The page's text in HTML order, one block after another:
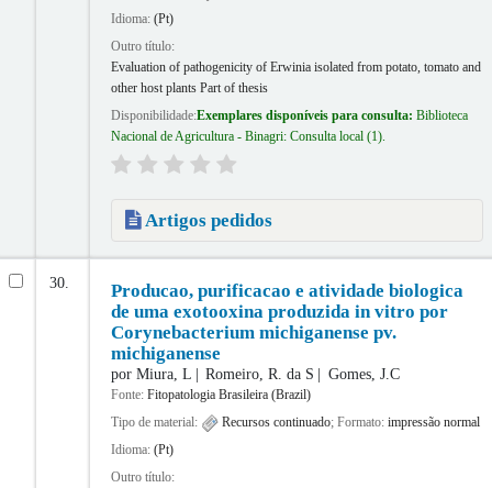
Idioma: (Pt)
Outro título:
Evaluation of pathogenicity of Erwinia isolated from potato, tomato and
other host plants Part of thesis
Disponibilidade:Exemplares disponíveis para consulta: Biblioteca
Nacional de Agricultura - Binagri: Consulta local (1).
Artigos pedidos
30.
Producao, purificacao e atividade biologica
de uma exotooxina produzida in vitro por
Corynebacterium michiganense pv.
michiganense
por Miura, L Romeiro, R. da S Gomes, J.C
Fonte: Fitopatologia Brasileira (Brazil)
Tipo de material:
Recursos continuado; Formato: impressão normal
Idioma: (Pt)
Outro título: